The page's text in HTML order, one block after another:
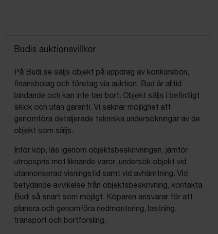
Budis auktionsvillkor
På Budi.se säljs objekt på uppdrag av konkursbon,
finansbolag och företag via auktion. Bud är alltid
bindande och kan inte tas bort. Objekt säljs i befintligt
skick och utan garanti. Vi saknar möjlighet att
genomföra detaljerade tekniska undersökningar av de
objekt som säljs.
Inför köp, läs igenom objektsbeskrivningen, jämför
utropspris mot liknande varor, undersök objekt vid
utannonserad visningstid samt vid avhämtning. Vid
betydande avvikelse från objektsbeskrivning, kontakta
Budi så snart som möjligt. Köparen ansvarar för att
planera och genomföra nedmontering, lastning,
transport och bortforsling.